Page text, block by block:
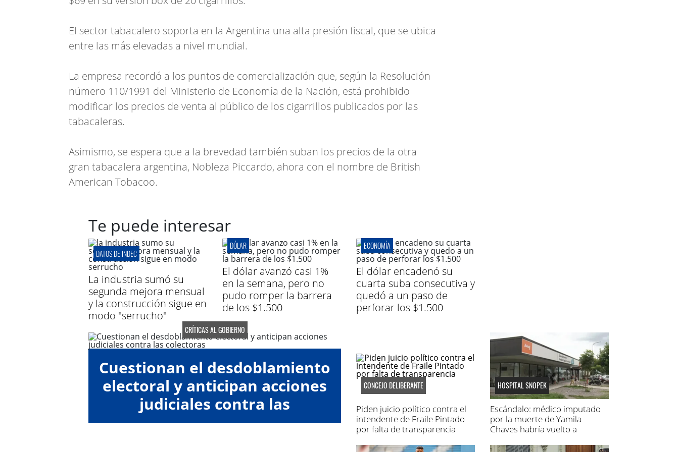
El sector tabacalero soporta en la Argentina una alta presión fiscal, que se ubica
entre las más elevadas a nivel mundial.
La empresa recordó a los puntos de comercialización que, según la Resolución
número 110/1991 del Ministerio de Economía de la Nación, está prohibido
modificar los precios de venta al público de los cigarrillos publicados por las
tabacaleras.
Asimismo, se espera que a la brevedad también suban los precios de la otra
gran tabacalera argentina, Nobleza Piccardo, ahora con el nombre de British
American Tobacoo.
Te puede interesar
DATOS DE INDEC
La industria sumó su
segunda mejora mensual
y la construcción sigue en
modo "serrucho"
DÓLAR
El dólar avanzó casi 1%
en la semana, pero no
pudo romper la barrera
de los $1.500
ECONOMÍA
El dólar encadenó su
cuarta suba consecutiva y
quedó a un paso de
perforar los $1.500
CRÍTICAS AL GOBIERNO
Cuestionan el desdoblamiento
electoral y anticipan acciones
judiciales contra las
"colectoras"
CONCEJO DELIBERANTE
Piden juicio político contra el
intendente de Fraile Pintado
por falta de transparencia
HOSPITAL SNOPEK
Escándalo: médico imputado
por la muerte de Yamila
Chaves habría vuelto a